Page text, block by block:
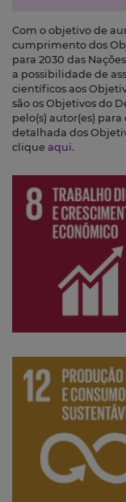
Com o objetivo de
cumprimento dos
para 2030 das
a possibilidade de
científicos aos
são os Objetivos do
pelo(s) autor(es)
detalhada dos
clique aqui.